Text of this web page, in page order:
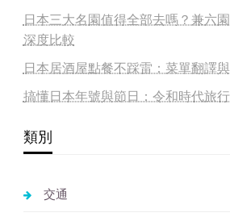
日本三大名園值得全部去嗎？兼六
深度比較
日本居酒屋點餐不踩雷：菜單翻譯
搞懂日本年號與節日：令和時代旅
類別
交通